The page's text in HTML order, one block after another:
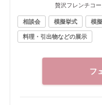
贅沢フレンチコ
たりとした見学
アです。さらに
しております。 ■ピックアップフェア内容 ・2万円相
「パリパリの鯛
ィレ」「パティ
相談会 模擬挙式 模
料理・引出物などの展示
フ